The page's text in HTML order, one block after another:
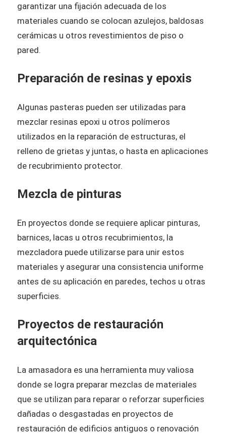
garantizar una fijación adecuada de los
materiales cuando se colocan azulejos, baldosas
cerámicas u otros revestimientos de piso o
pared.
Preparación de resinas y epoxis
Algunas pasteras pueden ser utilizadas para
mezclar resinas epoxi u otros polímeros
utilizados en la reparación de estructuras, el
relleno de grietas y juntas, o hasta en aplicaciones
de recubrimiento protector.
Mezcla de pinturas
En proyectos donde se requiere aplicar pinturas,
barnices, lacas u otros recubrimientos, la
mezcladora puede utilizarse para unir estos
materiales y asegurar una consistencia uniforme
antes de su aplicación en paredes, techos u otras
superficies.
Proyectos de restauración
arquitectónica
La amasadora es una herramienta muy valiosa
donde se logra preparar mezclas de materiales
que se utilizan para reparar o reforzar superficies
dañadas o desgastadas en proyectos de
restauración de edificios antiguos o renovación